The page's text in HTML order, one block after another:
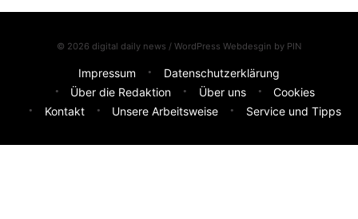
© 2026 digital daily news / WordPress Webdesgin by PIN
Impressum
Datenschutzerklärung
Über die Redaktion
Über uns
Cookies
Kontakt
Unsere Arbeitsweise Service und Tipps